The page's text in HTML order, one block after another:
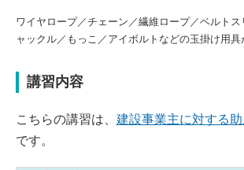
ワイヤロープ／チェーン／繊維ロープ／ベルト
ャックル／もっこ／アイボルトなどの玉掛け用具
講習内容
こちらの講習は、 建設事業主に対する
です。